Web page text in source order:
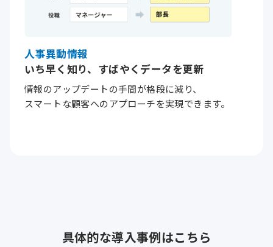
人事異動情報
いち早く知り、すばやくデータを更新
情報のアップデートの手間が格段に減り、
スマートな顧客への アプローチを実現できます。
具体的な導入事例はこちら